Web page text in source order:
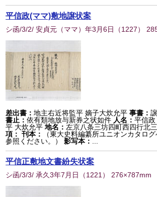
平信政(ママ)敷地譲状案
シ函/3/2/ 安貞元（ママ）年3月6日 （1227）
差出書：地主右近将監平 嫡子大炊允平 事書：
書止：依有類地放与新券之状如件 人名：平信
平 大炊允平 地名： 左京八条三坊四町西四行北
項： 刊本：
（東大史料編纂所ユニオンカタロ
参照ください。）
影写本：
平信正敷地文書紛失状案
シ函/3/3/ 承久3年7月日 （1221 ） 276×787mm